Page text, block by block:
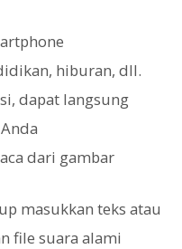
hiburan, dll.
dapat langsung
dari gambar
masukkan teks atau
file suara alami